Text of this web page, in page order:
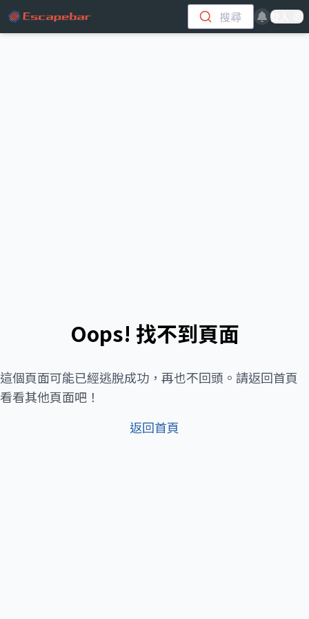
跳至主要內容
搜尋 登入
Oops! 找不到頁面
這個頁面可能已經逃脫成功，再也不回頭。請返回首頁
看看其他頁面吧！
返回首頁